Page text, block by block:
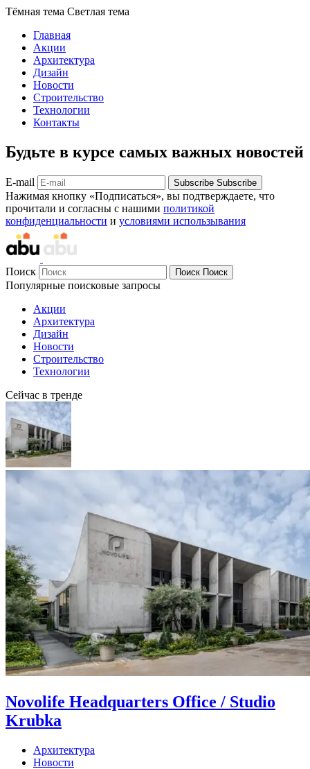
Тёмная тема Светлая тема
Главная
Акции
Архитектура
Дизайн
Новости
Строительство
Технологии
Контакты
Будьте в курсе самых важных новостей
E-mail Subscribe Subscribe
Нажимая кнопку «Подписаться», вы подтверждаете, что
прочитали и согласны с нашими политикой
конфиденциальности и условиями использывания
Поиск Поиск Поиск
Популярные поисковые запросы
Акции
Архитектура
Дизайн
Новости
Строительство
Технологии
Сейчас в тренде
Novolife Headquarters Office / Studio
Krubka
Архитектура
Новости